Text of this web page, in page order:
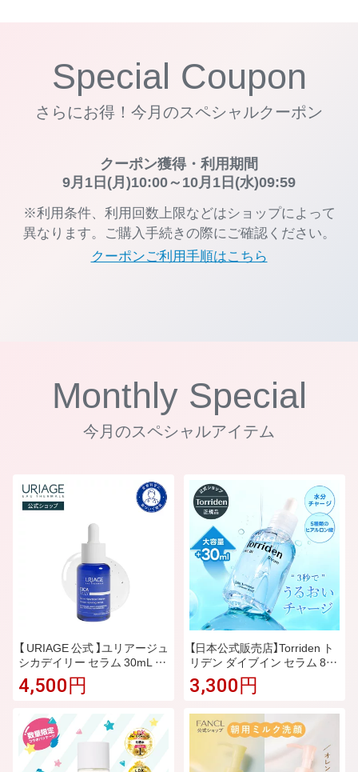
Special Coupon
さらにお得！今月のスペシャルクーポン
クーポン獲得・利用期間
9月1日(月)10:00～10月1日(水)09:59
※利用条件、利用回数上限などはショップによって
異なります。ご購入手続きの際にご確認ください。
クーポンご利用手順はこちら
Monthly Special
今月のスペシャルアイテム
【 URIAGE 公式 】ユリアージュ
シカデイリー セラム 30mL |
ユリアージュ | 敏感肌 CICA
美容液 セラム ダーマコスメ
アルコールフリー 保湿 ヒアル
ロン酸 ビタミンB5 ユリアー
ジュ温泉水 イヌリン / BARIE
DERM-CICA
4,500円
【日本公式販売店】Torriden ト
リデン ダイブイン セラム 80
ml 大容量 送料無料 低分子ヒ
アルロン酸 美容液 ブースター
乾燥肌対策 スキンケア うるお
い補給 インナードライ 混合肌
べたつかない
3,300円